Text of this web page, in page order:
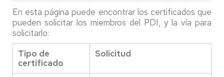
En esta página puede encontrar los certificados que
pueden solicitar los miembros del PDI, y la vía para
solicitarlo:
Tipo de
certificado
Solicitud